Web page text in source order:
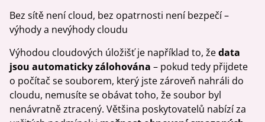
Bez sítě není cloud, bez opatrnosti není bezpečí –
výhody a nevýhody cloudu
Výhodou cloudových úložišť je například to, žedata
jsou automaticky zálohována – pokud tedy přijdete
o počítač se souborem, který jste zároveň nahráli do
cloudu, nemusíte se obávat toho, že soubor byl
nenávratně ztracený. Většina poskytovatelů nabízí za